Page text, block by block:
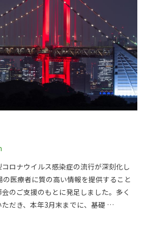
ロナウイルス感染症の流行が深刻化し
医療者に質の高い情報を提供すること
のご支援のもとに発足しました。多く
だき、本年3月末までに、基礎 …